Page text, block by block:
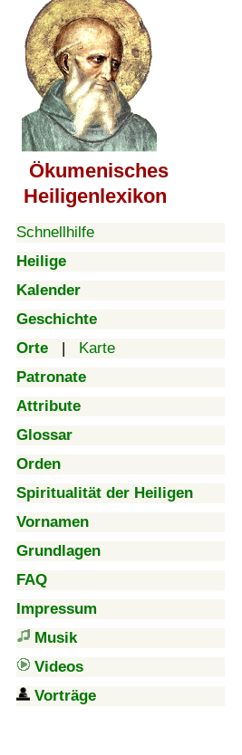
Ökumenisches
Heiligenlexikon
Schnellhilfe
Heilige
Kalender
Geschichte
Orte | Karte
Patronate
Attribute
Glossar
Orden
Spiritualität der Heiligen
Vornamen
Grundlagen
FAQ
Impressum
Musik
Videos
Vorträge